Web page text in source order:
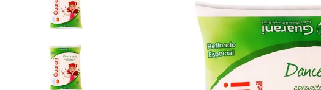
pão
macarrão
iogurte
ovo